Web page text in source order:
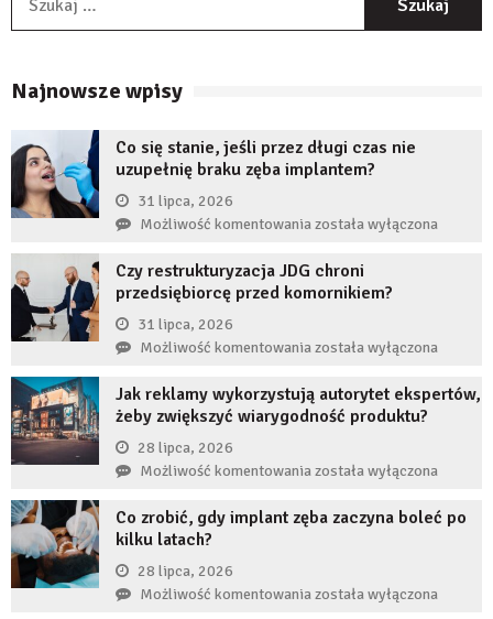
Najnowsze wpisy
Co się stanie, jeśli przez długi czas nie
uzupełnię braku zęba implantem?
31 lipca, 2026
Możliwość komentowaniaCo
stanie,
jeśli
długi
uzupełnię
implantem?
została wyłączona
Czy restrukturyzacja JDG chroni
przedsiębiorcę przed komornikiem?
31 lipca, 2026
Możliwość komentowaniaCzy
JDG
chroni
przed
komornikiem?
została wyłączona
Jak reklamy wykorzystują autorytet ekspertów,
żeby zwiększyć wiarygodność produktu?
28 lipca, 2026
Możliwość komentowaniaJak
wykorzystują
żeby
zwiększyć
została wyłączona
Co zrobić, gdy implant zęba zaczyna boleć po
kilku latach?
28 lipca, 2026
Możliwość komentowaniaCo
została wyłączona